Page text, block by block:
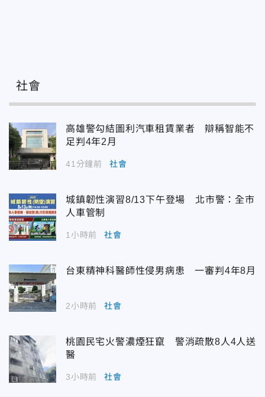
社會
高雄警勾結圖利汽車租賃業者 辯稱智能不
足判4年2月
41分鐘前 社會
城鎮韌性演習8/13下午登場 北市警：全市
人車管制
1小時前 社會
台東精神科醫師性侵男病患 一審判4年8月
2小時前 社會
桃園民宅火警濃煙狂竄 警消疏散8人4人送
醫
3小時前 社會